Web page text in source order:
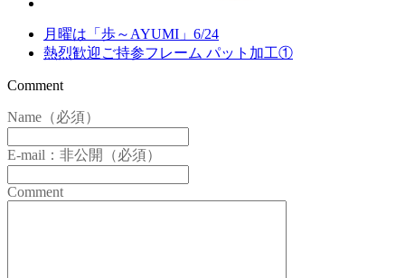
月曜は「歩～AYUMI」6/24
熱烈歓迎ご持参フレーム パット加工①
Comment
Name（必須）
E-mail：非公開（必須）
Comment